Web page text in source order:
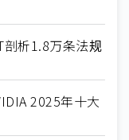
析1.8万条法规
2025年十大